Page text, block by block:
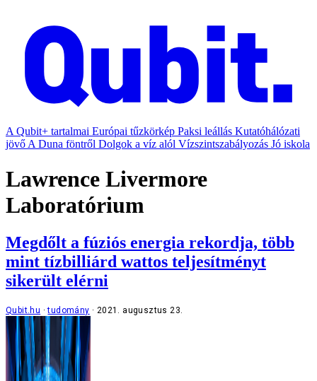
A Qubit+ tartalmai Európai tűzkörkép Paksi leállás Kutatóhálózati
jövő A Duna föntről Dolgok a víz alól Vízszintszabályozás Jó iskola
Lawrence Livermore
Laboratórium
Megdőlt a fúziós energia rekordja, több
mint tízbilliárd wattos teljesítményt
sikerült elérni
Qubit.hu tudomány 2021. augusztus 23.